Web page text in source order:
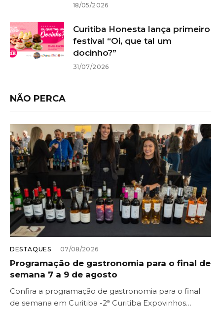
18/05/2026
Curitiba Honesta lança primeiro
festival “Oi, que tal um
docinho?”
31/07/2026
NÃO PERCA
DESTAQUES 07/08/2026
Programação de gastronomia para o final de
semana 7 a 9 de agosto
Confira a programação de gastronomia para o final
de semana em Curitiba -2ª Curitiba Expovinhos…